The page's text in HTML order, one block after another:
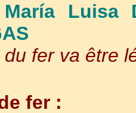
María Luisa
fer va être
fer :